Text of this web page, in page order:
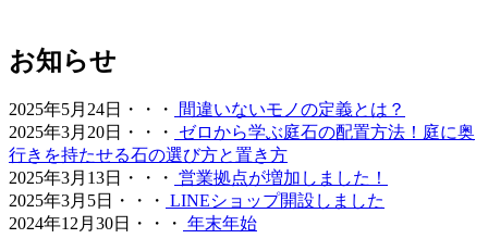
ありません。常に清潔で美しい状態を保つための簡単なコ
ツについても、お引き渡し時に専門スタッフが丁寧にお伝
えしております。忙しい現代人にとって、お庭を「維持す
るための作業場」から「心からくつろげるリラックススペ
ース」へ変えることは、生活の質を大きく向上させます。
管理の負担を減らし、ゆとりある時間をご提案いたしま
す。
2026.6.18
お知らせ
2025年5月24日・・・
間違いないモノの定義とは？
2025年3月20日・・・
ゼロから学ぶ庭石の配置方法！庭に奥
行きを持たせる石の選び方と置き方
2025年3月13日・・・ 営業拠点が増加しました！
2025年3月5日・・・ LINEショップ開設しました
2024年12月30日・・・ 年末年始